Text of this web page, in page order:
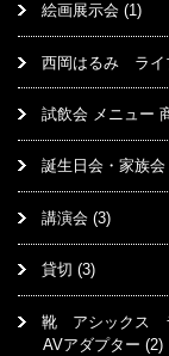
絵画展示会 (1)
西岡はるみ ラ
試飲会 メニュー
誕生日会・家族会
講演会 (3)
貸切 (3)
靴 アシックス
AVアダプター (2)